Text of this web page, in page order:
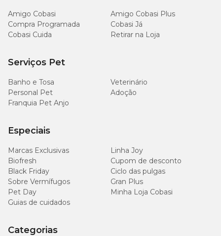
Amigo Cobasi
Amigo Cobasi Plus
Compra Programada
Cobasi Já
Cobasi Cuida
Retirar na Loja
Serviços Pet
Banho e Tosa
Veterinário
Personal Pet
Adoção
Franquia Pet Anjo
Especiais
Marcas Exclusivas
Linha Joy
Biofresh
Cupom de desconto
Black Friday
Ciclo das pulgas
Sobre Vermífugos
Gran Plus
Pet Day
Minha Loja Cobasi
Guias de cuidados
Categorias